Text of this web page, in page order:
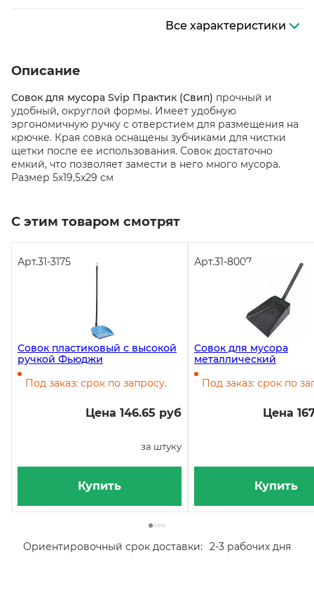
Все характеристики
Описание
Совок для мусора Svip Практик (Свип) прочный и
удобный, округлой формы. Имеет удобную
эргономичную ручку с отверстием для размещения на
крючке. Края совка оснащены зубчиками для чистки
щетки после ее использования. Совок достаточно
емкий, что позволяет замести в него много мусора.
Размер 5х19,5х29 см
С этим товаром смотрят
Арт.31-3175
Совок пластиковый с высокой
ручкой Фьюджи
Под заказ: срок по запросу.
Цена 146.65 руб
за штуку
Купить
Арт.31-8007
Совок для мусора
металлический
Под заказ: срок по
Цена
Купить
Ориентировочный срок доставки: 2-3 рабочих дня